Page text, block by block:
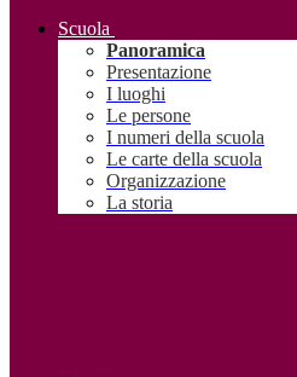
Scuola
Panoramica
Presentazione
I luoghi
Le persone
I numeri della scuola
Le carte della scuola
Organizzazione
La storia